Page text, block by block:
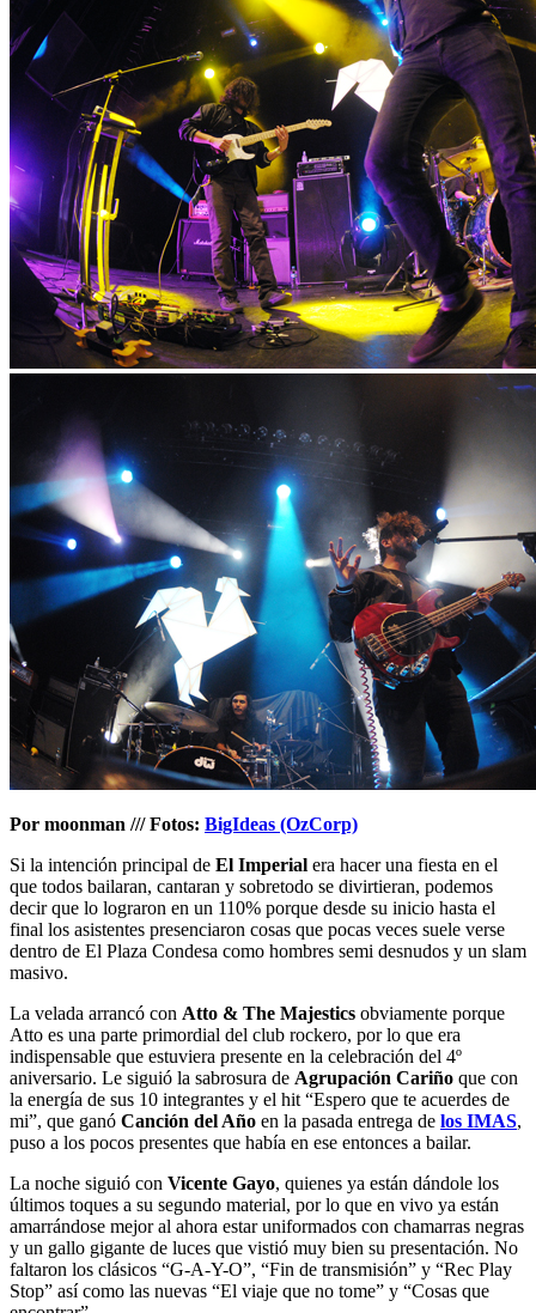
Por moonman /// Fotos: BigIdeas (OzCorp)
Si la intención principal de El Imperial era hacer una fiesta en el
que todos bailaran, cantaran y sobretodo se divirtieran, podemos
decir que lo lograron en un 110% porque desde su inicio hasta el
final los asistentes presenciaron cosas que pocas veces suele verse
dentro de El Plaza Condesa como hombres semi desnudos y un slam
masivo.
La velada arrancó con Atto & The Majestics obviamente porque
Atto es una parte primordial del club rockero, por lo que era
indispensable que estuviera presente en la celebración del 4º
aniversario. Le siguió la sabrosura de Agrupación Cariño que con
la energía de sus 10 integrantes y el hit “Espero que te acuerdes de
mi”, que ganó Canción del Año en la pasada entrega de los IMAS,
puso a los pocos presentes que había en ese entonces a bailar.
La noche siguió con Vicente Gayo, quienes ya están dándole los
últimos toques a su segundo material, por lo que en vivo ya están
amarrándose mejor al ahora estar uniformados con chamarras negras
y un gallo gigante de luces que vistió muy bien su presentación. No
faltaron los clásicos “G-A-Y-O”, “Fin de transmisión” y “Rec Play
Stop” así como las nuevas “El viaje que no tome” y “Cosas que